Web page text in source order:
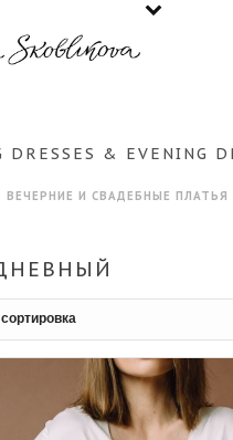
DRESSES & EVENING
ВЕЧЕРНИЕ И СВАДЕБНЫЕ ПЛАТЬЯ